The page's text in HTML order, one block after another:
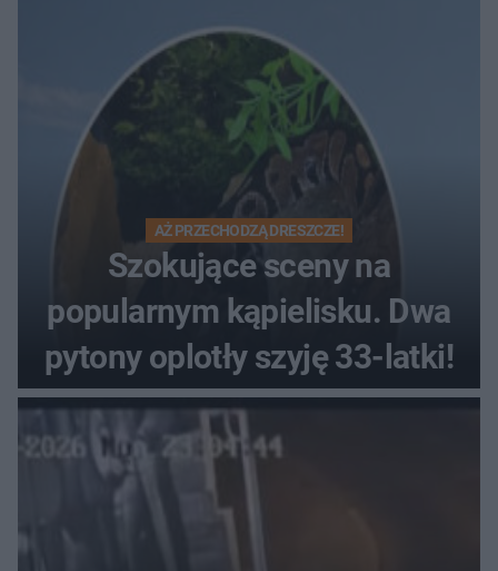
Muzeum Wsi Kieleckiej
AŻ PRZECHODZĄ DRESZCZE!
Szokujące sceny na
popularnym kąpielisku. Dwa
pytony oplotły szyję 33-latki!